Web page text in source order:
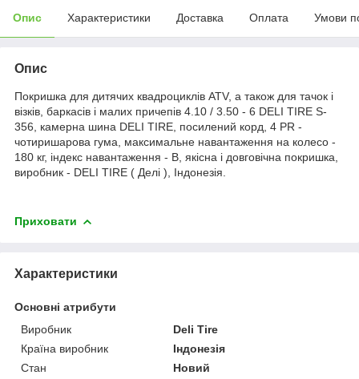
Опис Характеристики Доставка Оплата Умови
Опис
Покришка для дитячих квадроциклів ATV, а також для тачок і
візків, баркасів і малих причепів 4.10 / 3.50 - 6 DELI TIRE S-
356, камерна шина DELI TIRE, посилений корд, 4 PR -
чотиришарова гума, максимальне навантаження на колесо -
180 кг, індекс навантаження - B, якісна і довговічна покришка,
виробник - DELI TIRE ( Делі ), Індонезія.
Приховати
Характеристики
Основні атрибути
Виробник
Deli Tire
Країна виробник
Індонезія
Стан
Новий